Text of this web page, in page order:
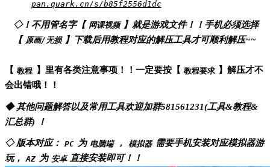
pan.quark.cn/s/b85f2556d1dc
◇！不用管名字【 网课视频 】就是游戏文件！！手机必须选择
【 原画/无损 】下载后用教程对应的解压工具才可顺利解压~~
【 教程 】里有各类注意事项！！一定要按【 教程要求 】解压才不
会出错哦！！
◆ 其他问题解答以及常用工具欢迎加群581561231(工具&教程&
汇总群) ！
◇ 版本对应： PC 为 电脑端 ， 模拟器 需要手机安装对应模拟器游
玩，
AZ 为 安卓 直接安装即可！！